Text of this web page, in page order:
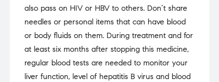
also pass on HIV or HBV to others. Don’t share
needles or personal items that can have blood
or body fluids on them. During treatment and for
at least six months after stopping this medicine,
regular blood tests are needed to monitor your
liver function, level of hepatitis B virus and blood